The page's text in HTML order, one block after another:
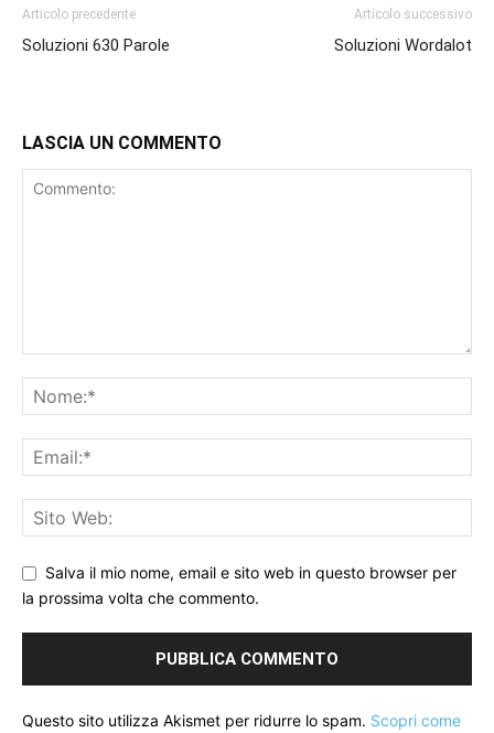
Articolo precedente
Soluzioni 630 Parole
Articolo successivo
Soluzioni Wordalot
LASCIA UN COMMENTO
Salva il mio nome, email e sito web in questo browser per
la prossima volta che commento.
Questo sito utilizza Akismet per ridurre lo spam. Scopri come